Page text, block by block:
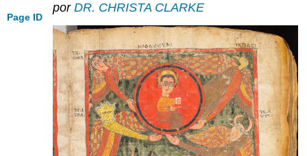
Page ID
por DR. CHRISTA CLARKE